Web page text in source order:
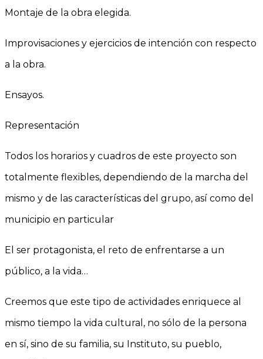
Montaje de la obra elegida.
Improvisaciones y ejercicios de intención con respecto
a la obra.
Ensayos.
Representación
Todos los horarios y cuadros de este proyecto son
totalmente flexibles, dependiendo de la marcha del
mismo y de las características del grupo, así como del
municipio en particular
El ser protagonista, el reto de enfrentarse a un
público, a la vida…
Creemos que este tipo de actividades enriquece al
mismo tiempo la vida cultural, no sólo de la persona
en sí, sino de su familia, su Instituto, su pueblo,